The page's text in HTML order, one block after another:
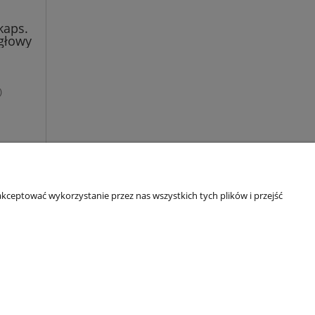
O nas
wykorzystanie przez nas wszystkich tych plików i przejść